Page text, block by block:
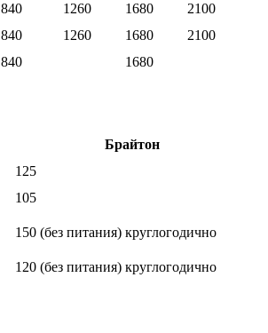
840 1260 1680
2100
840 1260 1680
2100
840 1680
Брайтон
125
105
150 (без питания) круглогодично
120 (без питания) круглогодично